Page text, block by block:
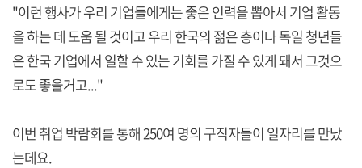
"이런 행사가 우리 기업들에게는 좋은 인력을 뽑아서 기업 활동
을 하는 데 도움 될 것이고 우리 한국의 젊은 층이나 독일 청년들
은 한국 기업에서 일할 수 있는 기회를 가질 수 있게 돼서 그것으
로도 좋을거고..."
이번 취업 박람회를 통해 250여 명의 구직자들이 일자리를 만났
는데요.